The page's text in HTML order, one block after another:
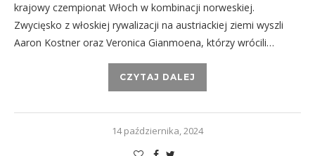
krajowy czempionat Włoch w kombinacji norweskiej.
Zwycięsko z włoskiej rywalizacji na austriackiej ziemi wyszli
Aaron Kostner oraz Veronica Gianmoena, którzy wrócili…
CZYTAJ DALEJ
14 października, 2024